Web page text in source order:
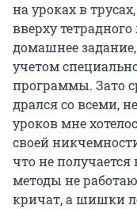
на уроках в
вверху
домашнее
учетом
программы. Зато
дрался со всеми,
уроков мне
своей
что не
методы не
кричат, а шишки